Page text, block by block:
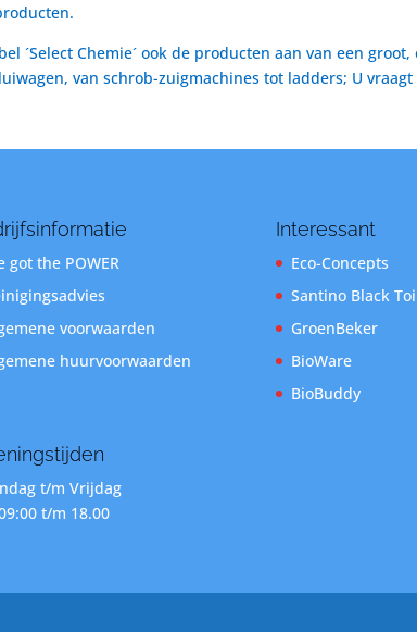
´Select Chemie´ ook de producten aan van een
van schrob-zuigmachines tot ladders; U
got the POWER
voorwaarden
huurvoorwaarden
t/m Vrijdag
t/m 18.00
Interessant
Eco-Concepts
Santino Black
GroenBeker
BioWare
BioBuddy